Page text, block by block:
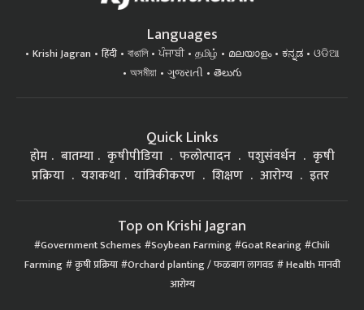
Languages
Krishi Jagran हिंदी বাঙালি ਪੰਜਾਬੀ தமிழ் മലയാളം ಕನ್ನಡ
ଓଡିଆ
অসমীয়া
ગુજરાતી తెలుగు
Quick Links
होम बातम्या कृषीपीडिया फलोत्पादन पशुसंवर्धन
कृषी
प्रक्रिया
यशकथा यांत्रिकीकरण शिक्षण आरोग्य इतर
Top on Krishi Jagran
Government Schemes Soybean Farming Goat Rearing Chili
Farming कृषी प्रक्रिया Orchard planting / फळबाग लागवड Health मानवी
आरोग्य